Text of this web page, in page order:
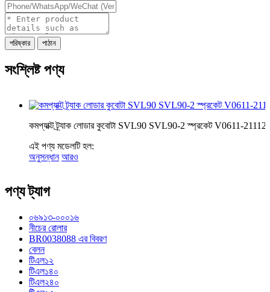
পরিষ্কার পাঠান
সংশ্লিষ্ট পণ্য
কমপ্যাক্ট ট্র্যাক লোডার কুবোটা SVL90 SVL90-2 স্প্রকেট V0611-21112
এই পণ্য মডেলটি হল:
অনুসন্ধান আরও
পণ্য ট্যাগ
০৬৯১৩-০০০১৬
নীচের রোলার
BR0038088 এর বিবরণ
বেলন
টিএল১২
টিএল১৪০
টিএল২৪০